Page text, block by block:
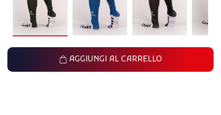
AGGIUNGI AL CARRELLO